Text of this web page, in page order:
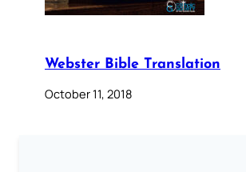
Webster Bible Translation
October 11, 2018